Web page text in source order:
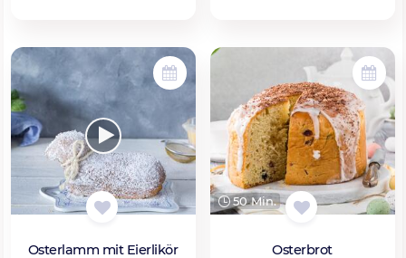
Osterlamm mit Eierlikör
50 Min.
Osterbrot